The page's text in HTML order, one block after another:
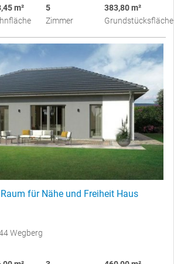
m²
5
Zimmer
383,80 m²
Grundstücksfläche
für Nähe und Freiheit Haus
Wegberg